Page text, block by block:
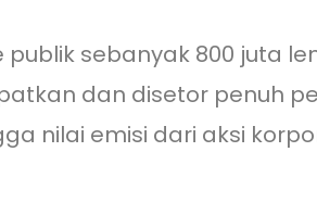
publik sebanyak 800 juta
dan disetor penuh
nilai emisi dari aksi